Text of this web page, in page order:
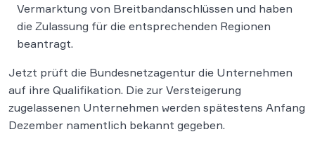
Vermarktung von Breitbandanschlüssen und haben
die Zulassung für die entsprechenden Regionen
beantragt.
Jetzt prüft die Bundesnetzagentur die Unternehmen
auf ihre Qualifikation. Die zur Versteigerung
zugelassenen Unternehmen werden spätestens Anfang
Dezember namentlich bekannt gegeben.